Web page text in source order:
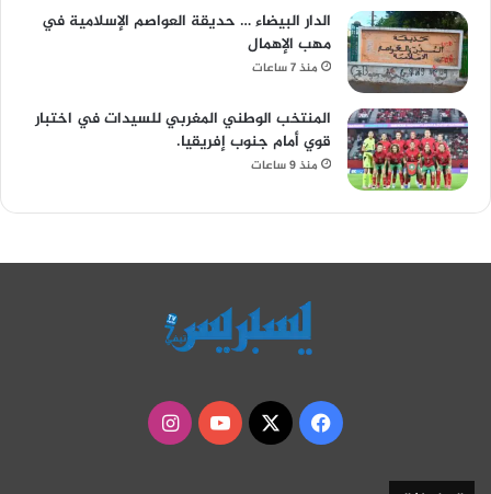
الدار البيضاء … حديقة العواصم الإسلامية في
مهب الإهمال
منذ 7 ساعات
المنتخب الوطني المغربي للسيدات في اختبار
قوي أمام جنوب إفريقيا.
منذ 9 ساعات
فيسبوك
‫X
‫YouTubeانستقرام